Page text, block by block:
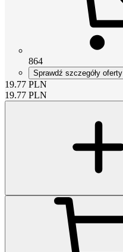
864
Sprawdź szczegóły oferty
19.77 PLN
19.77 PLN